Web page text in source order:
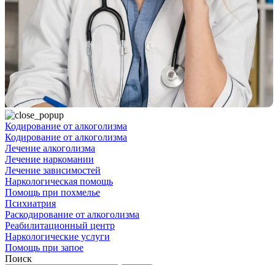
Кодирование от алкоголизма
Кодирование от алкоголизма
Лечение алкоголизма
Лечение наркомании
Лечение зависимостей
Наркологическая помощь
Помощь при похмелье
Психиатрия
Раскодирование от алкоголизма
Реабилитационный центр
Наркологические услуги
Помощь при запое
Поиск